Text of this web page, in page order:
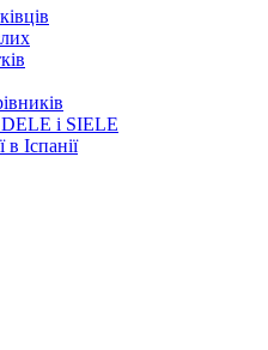
і SIELE
Іспанії